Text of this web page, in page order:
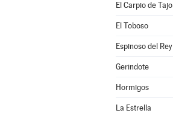
El Carpio de Tajo
El Toboso
Espinoso del Rey
Gerindote
Hormigos
La Estrella